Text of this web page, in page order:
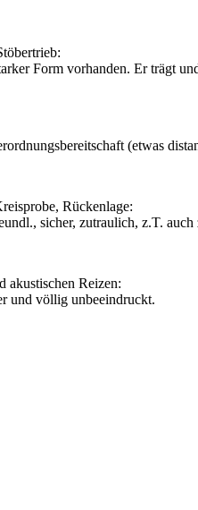
Form vorhanden. Er trägt
(etwas
Rückenlage:
sicher, zutraulich, z.T.
akustischen Reizen:
und völlig unbeeindruckt.